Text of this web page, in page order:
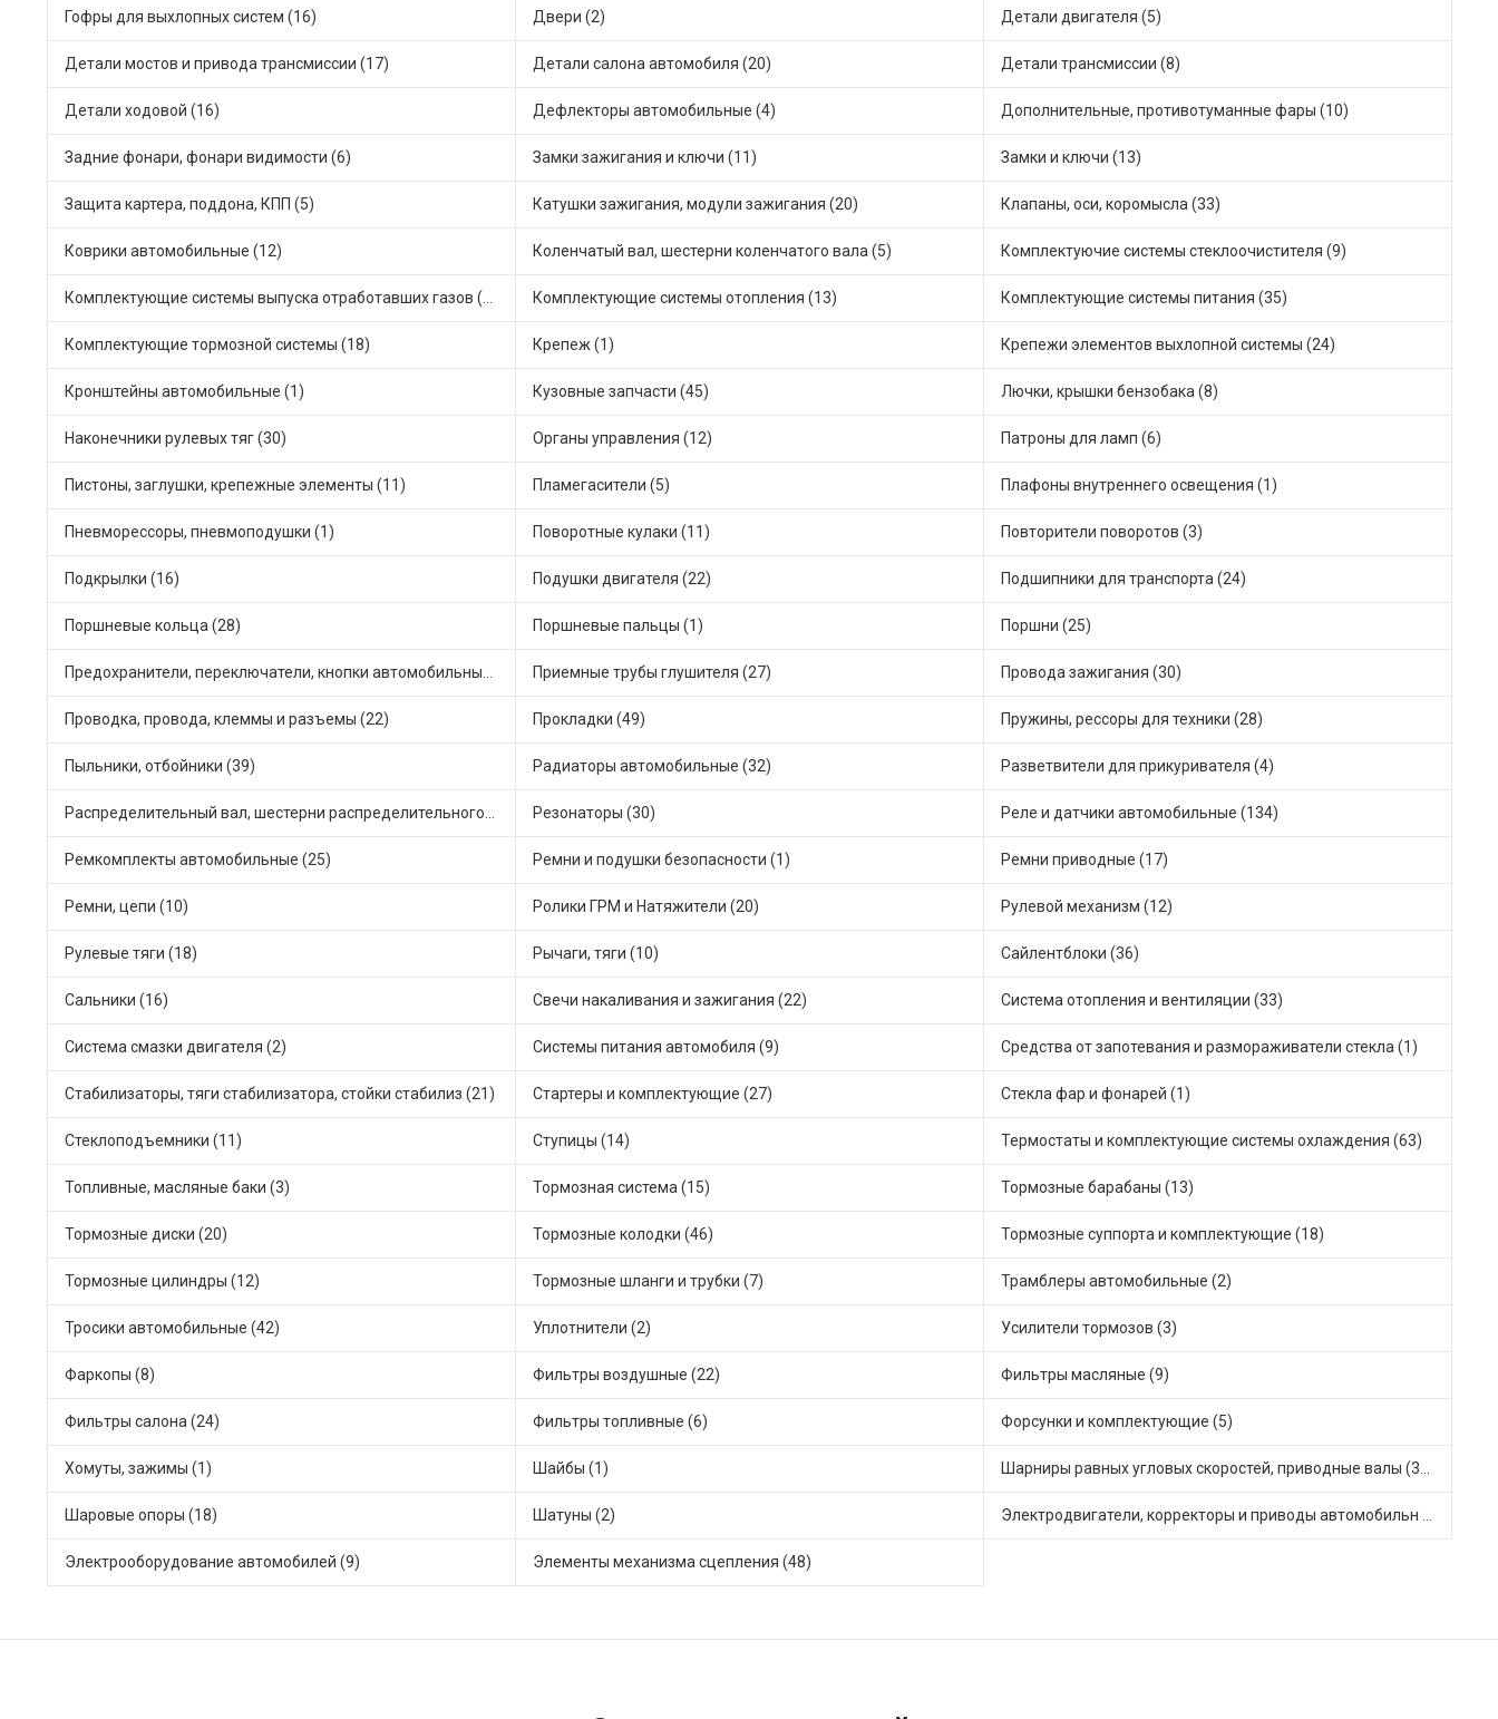
Гофры для выхлопных систем (16) Двери (2) Детали двигателя (5)
Детали мостов и привода трансмиссии (17) Детали салона автомобиля (20) Детали трансмиссии (8)
Детали ходовой (16) Дефлекторы автомобильные (4) Дополнительные, противотуманные фары (10)
Задние фонари, фонари видимости (6) Замки зажигания и ключи (11) Замки и ключи (13)
Защита картера, поддона, КПП (5) Катушки зажигания, модули зажигания (20) Клапаны, оси, коромысла (33)
Коврики автомобильные (12) Коленчатый вал, шестерни коленчатого вала (5) Комплектуючие системы стеклоочистителя (9)
Комплектующие системы выпуска отработавших газов (42) Комплектующие системы отопления (13) Комплектующие системы питания (35)
Комплектующие тормозной системы (18) Крепеж (1) Крепежи элементов выхлопной системы (24)
Кронштейны автомобильные (1) Кузовные запчасти (45) Лючки, крышки бензобака (8)
Наконечники рулевых тяг (30) Органы управления (12) Патроны для ламп (6)
Пистоны, заглушки, крепежные элементы (11) Пламегасители (5) Плафоны внутреннего освещения (1)
Пневморессоры, пневмоподушки (1) Поворотные кулаки (11) Повторители поворотов (3)
Подкрылки (16) Подушки двигателя (22) Подшипники для транспорта (24)
Поршневые кольца (28) Поршневые пальцы (1) Поршни (25)
Предохранители, переключатели, кнопки автомобильные (26) Приемные трубы глушителя (27) Провода зажигания (30)
Проводка, провода, клеммы и разъемы (22) Прокладки (49) Пружины, рессоры для техники (28)
Пыльники, отбойники (39) Радиаторы автомобильные (32) Разветвители для прикуривателя (4)
Распределительный вал, шестерни распределительного (5) Резонаторы (30) Реле и датчики автомобильные (134)
Ремкомплекты автомобильные (25) Ремни и подушки безопасности (1) Ремни приводные (17)
Ремни, цепи (10) Ролики ГРМ и Натяжители (20) Рулевой механизм (12)
Рулевые тяги (18) Рычаги, тяги (10) Сайлентблоки (36)
Сальники (16) Свечи накаливания и зажигания (22) Система отопления и вентиляции (33)
Система смазки двигателя (2) Системы питания автомобиля (9) Средства от запотевания и размораживатели стекла (1)
Стабилизаторы, тяги стабилизатора, стойки стабилиз (21) Стартеры и комплектующие (27) Стекла фар и фонарей (1)
Стеклоподъемники (11) Ступицы (14) Термостаты и комплектующие системы охлаждения (63)
Топливные, масляные баки (3) Тормозная система (15) Тормозные барабаны (13)
Тормозные диски (20) Тормозные колодки (46) Тормозные суппорта и комплектующие (18)
Тормозные цилиндры (12) Тормозные шланги и трубки (7) Трамблеры автомобильные (2)
Тросики автомобильные (42) Уплотнители (2) Усилители тормозов (3)
Фаркопы (8) Фильтры воздушные (22) Фильтры масляные (9)
Фильтры салона (24) Фильтры топливные (6) Форсунки и комплектующие (5)
Хомуты, зажимы (1) Шайбы (1) Шарниры равных угловых скоростей, приводные валы (32)
Шаровые опоры (18) Шатуны (2) Электродвигатели, корректоры и приводы автомобильн (28)
Электрооборудование автомобилей (9) Элементы механизма сцепления (48)